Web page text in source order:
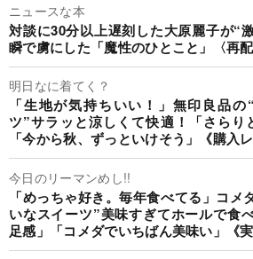
ニュースな本
対談に30分以上遅刻した大原麗子が“
瞬で虜にした「魔性のひとこと」〈再配
明日なに着てく？
「生地が気持ちいい！」無印良品
ツ”サラッと涼しくて快適！「さらり
「今から秋、ずっといけそう」《購入
今日のリーマンめし!!
「めっちゃ好き。毎年食べてる」コメ
いなスイーツ”美味すぎてホールで食
足感」「コメダでいちばん美味い」《